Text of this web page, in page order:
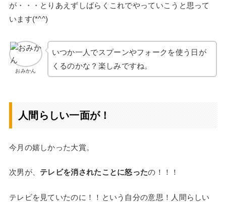
が・・・とりあえずしばらくこれでやっていこうと思って
います(*^^)
おみかん
いつか一人でスプーンやフォークを使う日が
くるのかな？楽しみですね。
人間らしい一面が！
今月の嬉しかった大賞。
次男が、 テレビを消されたことに怒ったの！！！
テレビを見ていたのに！！という自分の意思！人間らしい